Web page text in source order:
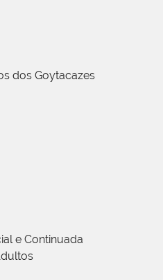
dos Goytacazes
e Continuada